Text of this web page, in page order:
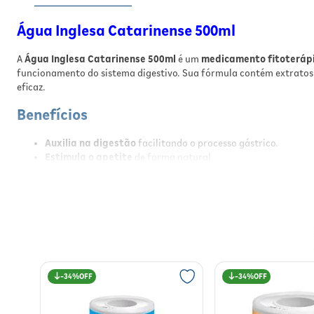
Água Inglesa Catarinense 500ml
AÁgua Inglesa Catarinense 500ml é um medicamento
funcionamento do sistema digestivo. Sua fórmula contém
eficaz.
Benefícios
Auxilia na digestão facilitando o processo gástrico.
Estimula o apetite
de forma natural.
estar digestivo, auxiliando na absorção dos nutrientes e na
Modo de Usar
34% 34%